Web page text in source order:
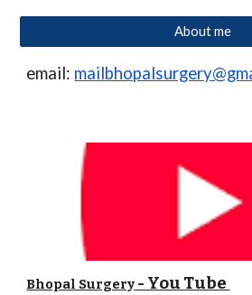
About me
email:
Bhopal Surgery - You Tube